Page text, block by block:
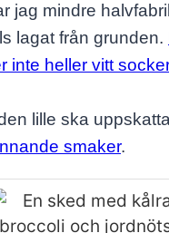
jag mindre
lagat från grunden.
inte heller vitt
lille ska
smaker.